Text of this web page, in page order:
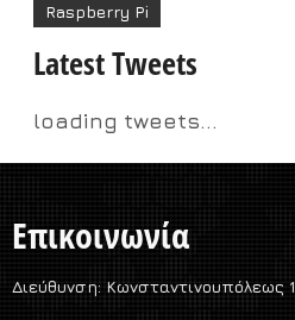
Raspberry Pi
Latest Tweets
loading tweets...
Επικοινωνία
Διεύθυνση: Κωνσταντινουπόλεως